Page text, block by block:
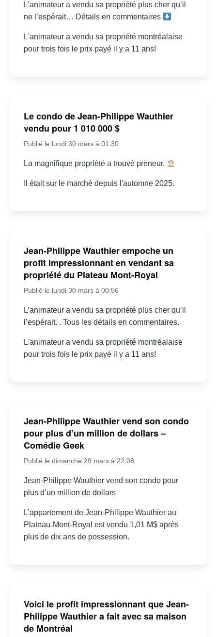
L’animateur a vendu sa propriété plus cher qu’il
ne l’espérait… Détails en commentaires
L'animateur a vendu sa propriété montréalaise
pour trois fois le prix payé il y a 11 ans!
Le condo de Jean-Philippe Wauthier
vendu pour 1 010 000 $
Publié le lundi 30 mars à 01:30
La magnifique propriété a trouvé preneur.
Il était sur le marché depuis l'automne 2025.
Jean-Philippe Wauthier empoche un
profit impressionnant en vendant sa
propriété du Plateau Mont-Royal
Publié le lundi 30 mars à 00:56
L’animateur a vendu sa propriété plus cher qu’il
l’espérait. . Tous les détails en commentaires.
L'animateur a vendu sa propriété montréalaise
pour trois fois le prix payé il y a 11 ans!
Jean-Philippe Wauthier vend son condo
pour plus d’un million de dollars –
Comédie Geek
Publié le dimanche 29 mars à 22:08
Jean-Philippe Wauthier vend son condo pour
plus d’un million de dollars
L’appartement de Jean-Philippe Wauthier au
Plateau-Mont-Royal est vendu 1,01 M$ après
plus de dix ans de possession.
Voici le profit impressionnant que Jean-
Philippe Wauthier a fait avec sa maison
de Montréal